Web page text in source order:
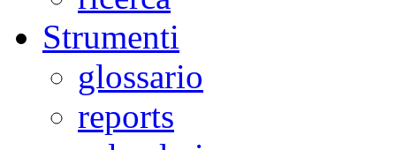
Strumenti
glossario
reports